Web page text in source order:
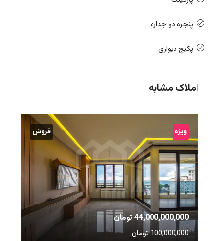
پنجره دو جداره
پکیج دیواری
املاک مشابه
ویژه فروش
44,000,000,000 تومان
100,000,000 تومان